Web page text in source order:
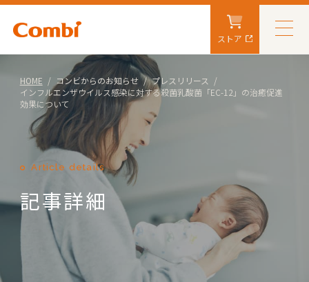
ストア
HOME コンビからのお知らせ
プレスリリース
インフルエンザウイルス感染に対する殺菌乳酸菌「EC-12」の治癒促進
効果について
Article details
記事詳細